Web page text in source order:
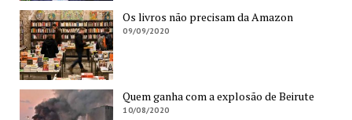
Os livros não precisam da Amazon
09/09/2020
Quem ganha com a explosão de Beirute
10/08/2020